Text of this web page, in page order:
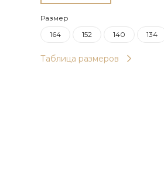
Размер
164
152 140 134
Таблица размеров